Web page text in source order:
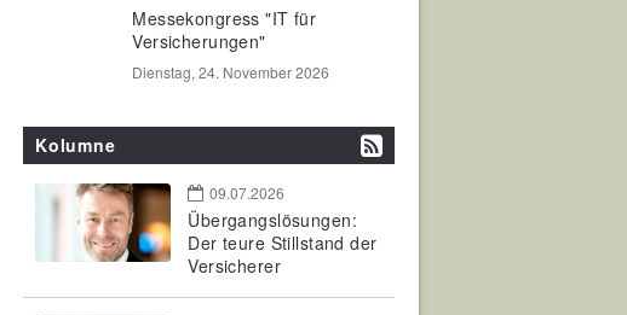
Messekongress "IT für
Versicherungen"
Dienstag, 24. November 2026
Kolumne
09.07.2026
Übergangslösungen:
Der teure Stillstand der
Versicherer